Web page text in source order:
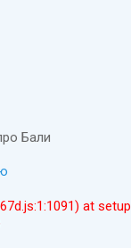
Бали
at setup